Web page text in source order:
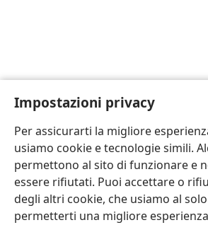
Impostazioni privacy
Per assicurarti la migliore
usiamo cookie e tecnologie simili.
permettono al sito di funzionare e
essere rifiutati. Puoi accettare o
degli altri cookie, che usiamo al
permetterti una migliore